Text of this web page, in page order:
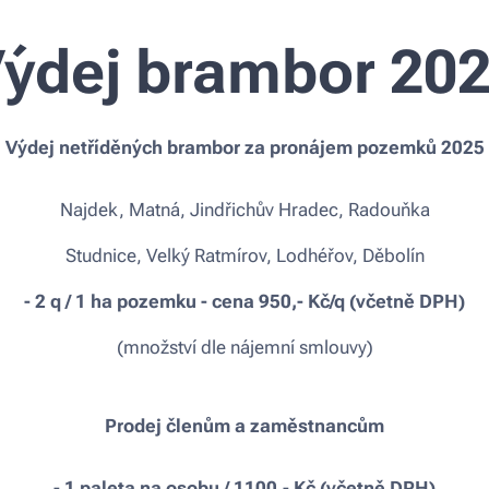
brambor
Výdej netříděných brambor za pronájem pozemků 2025
Najdek, Matná, Jindřichův Hradec, Radouňka
Studnice, Velký Ratmírov, Lodhéřov, Děbolín
- 2 q / 1 ha pozemku - cena 950,- Kč/q (včetně DPH)
(množství dle nájemní smlouvy)
Prodej členům a zaměstnancům